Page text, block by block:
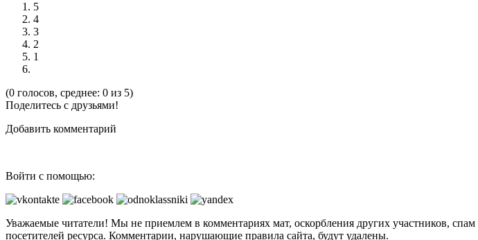
5
4
3
2
1
(0 голосов, среднее: 0 из 5)
Поделитесь с друзьями!
Добавить комментарий
Войти с помощью:
Уважаемые читатели! Мы не приемлем в комментариях мат, оскорбления других участников,
посетителей ресурса. Комментарии, нарушающие правила сайта, будут удалены.